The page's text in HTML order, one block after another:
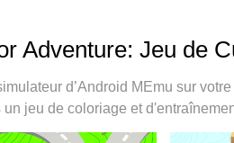
Réalisé par nos experts, l’e
Jeu de Cubes un jeu réaliste sur
comptes de jeu sur le même
le plein potentiel de votre PC, ce
Adventure: Jeu de
d’Android MEmu sur
jeu de coloriage et